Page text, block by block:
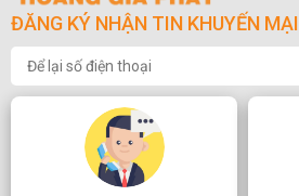
ĐĂNG KÝ NHẬN TIN KHUYẾN MẠI